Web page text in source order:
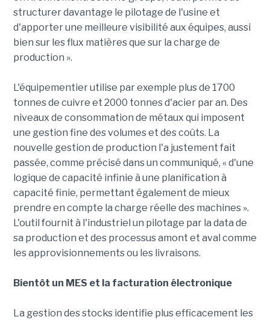
structurer davantage le pilotage de l'usine et
d'apporter une meilleure visibilité aux équipes, aussi
bien sur les flux matières que sur la charge de
production ».
L'équipementier utilise par exemple plus de 1700
tonnes de cuivre et 2000 tonnes d'acier par an. Des
niveaux de consommation de métaux qui imposent
une gestion fine des volumes et des coûts. La
nouvelle gestion de production l'a justement fait
passée, comme précisé dans un communiqué, « d'une
logique de capacité infinie à une planification à
capacité finie, permettant également de mieux
prendre en compte la charge réelle des machines ».
L'outil fournit à l'industriel un pilotage par la data de
sa production et des processus amont et aval comme
les approvisionnements ou les livraisons.
Bientôt un MES et la facturation électronique
La gestion des stocks identifie plus efficacement les